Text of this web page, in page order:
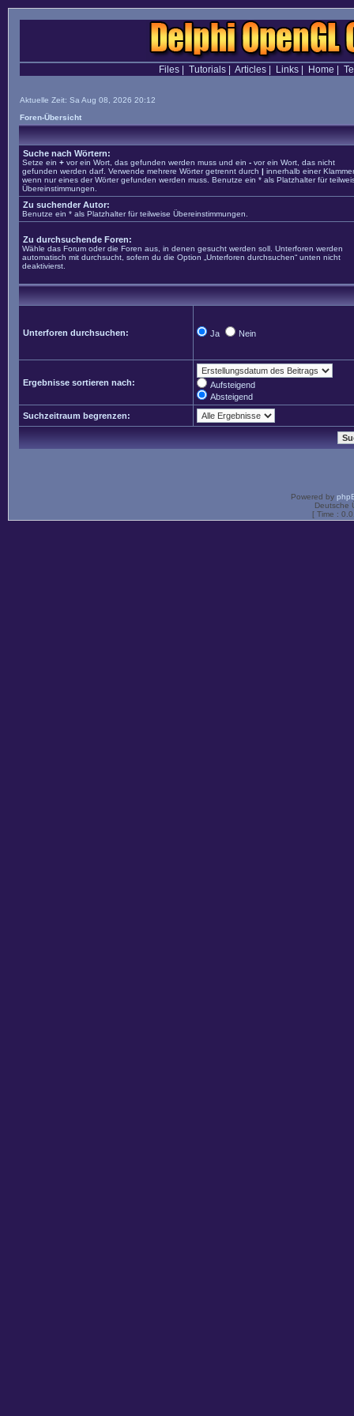
Files| Tutorials| Articles| Links| Home
Aktuelle Zeit: Sa Aug 08, 2026 20:12
Foren-Übersicht
Suche nach Wörtern:
Setze ein + vor ein Wort, das gefunden werden muss und ein - vor ein Wort, das nicht
gefunden werden darf. Verwende mehrere Wörter getrennt durch | innerhalb einer
wenn nur eines der Wörter gefunden werden muss. Benutze ein * als Platzhalter für
Übereinstimmungen.
Zu suchender Autor:
Benutze ein * als Platzhalter für teilweise Übereinstimmungen.
Zu durchsuchende Foren:
Wähle das Forum oder die Foren aus, in denen gesucht werden soll. Unterforen werden
automatisch mit durchsucht, sofern du die Option „Unterforen durchsuchen“ unten nicht
deaktivierst.
Unterforen durchsuchen: Ja Nein
Ergebnisse sortieren nach:
Aufsteigend
Absteigend
Suchzeitraum begrenzen:
Powered by
Deutsche
[ Time :